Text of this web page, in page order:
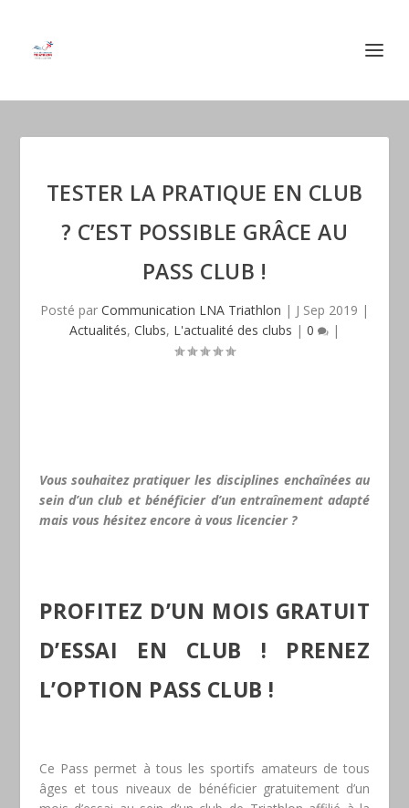
TESTER LA PRATIQUE EN CLUB
? C’EST POSSIBLE GRÂCE AU
PASS CLUB !
Posté par Communication LNA Triathlon | J Sep 2019 |
Actualités, Clubs, L'actualité des clubs | 0 |
Vous souhaitez pratiquer les disciplines enchaînées au
sein d’un club et bénéficier d’un entraînement adapté
mais vous hésitez encore à vous licencier ?
PROFITEZ D’UN MOIS GRATUIT
D’ESSAI EN CLUB ! PRENEZ
L’OPTION PASS CLUB !
Ce Pass permet à tous les sportifs amateurs de tous
âges et tous niveaux de bénéficier gratuitement d’un